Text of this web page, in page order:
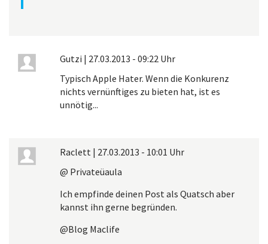
Gutzi | 27.03.2013 - 09:22 Uhr
Typisch Apple Hater. Wenn die Konkurenz
nichts vernünftiges zu bieten hat, ist es
unnötig...
Raclett | 27.03.2013 - 10:01 Uhr
@ Privateüaula
Ich empfinde deinen Post als Quatsch aber
kannst ihn gerne begründen.
@Blog Maclife